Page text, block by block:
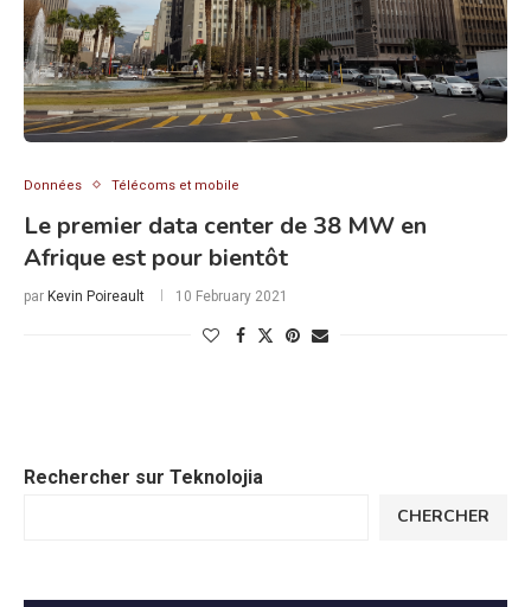
Données Télécoms et mobile
Le premier data center de 38 MW en
Afrique est pour bientôt
par Kevin Poireault 10 February 2021
Rechercher sur Teknolojia
CHERCHER